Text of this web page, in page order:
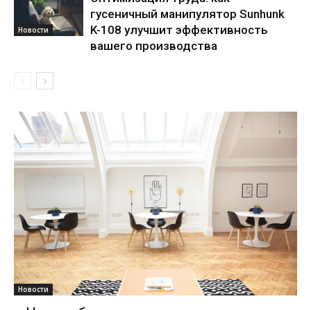
Новости
гусеничный манипулятор Sunhunk
K-108 улучшит эффективность
вашего производства
Новости